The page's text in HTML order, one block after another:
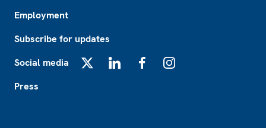
Employment
Subscribe for updates
Social media
Press